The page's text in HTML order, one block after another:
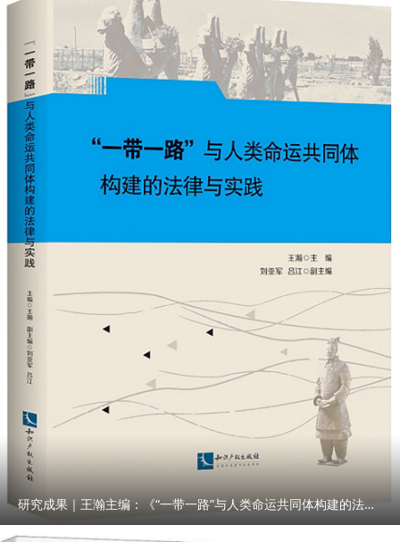
研究成果｜王瀚主编：《“一带一路”与人类命运共同体构建的法律与实践》